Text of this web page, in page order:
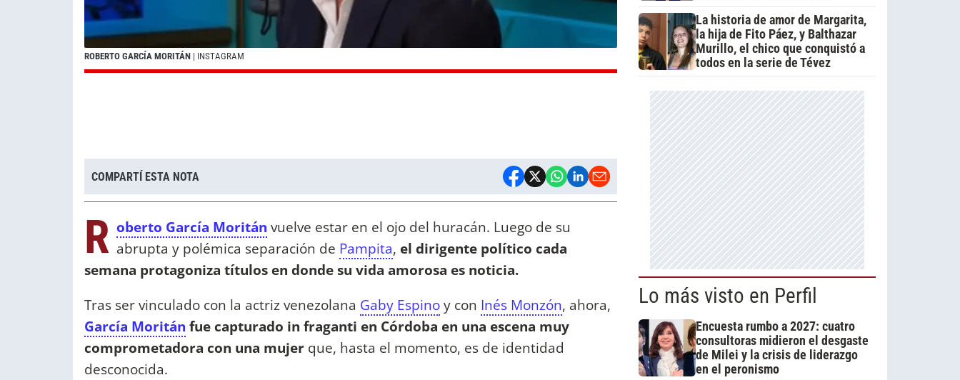
ROBERTO GARCÍA MORITÁN | INSTAGRAM
COMPARTÍ ESTA NOTA
R oberto García Moritán vuelve estar en el ojo del huracán. Luego de su
abrupta y polémica separación de Pampita, el dirigente político cada
semana protagoniza títulos en donde su vida amorosa es noticia.
Tras ser vinculado con la actriz venezolana Gaby Espinoy con Inés Monzón, ahora,
García Moritán fue capturado in fraganti en Córdoba en una escena muy
comprometadora con una mujer que, hasta el momento, es de identidad
desconocida.
La historia de amor de Margarita,
la hija de Fito Páez, y Balthazar
Murillo, el chico que conquistó a
todos en la serie de Tévez
Lo más visto en Perfil
Encuesta rumbo a 2027: cuatro
consultoras midieron el desgaste
de Milei y la crisis de liderazgo
en el peronismo